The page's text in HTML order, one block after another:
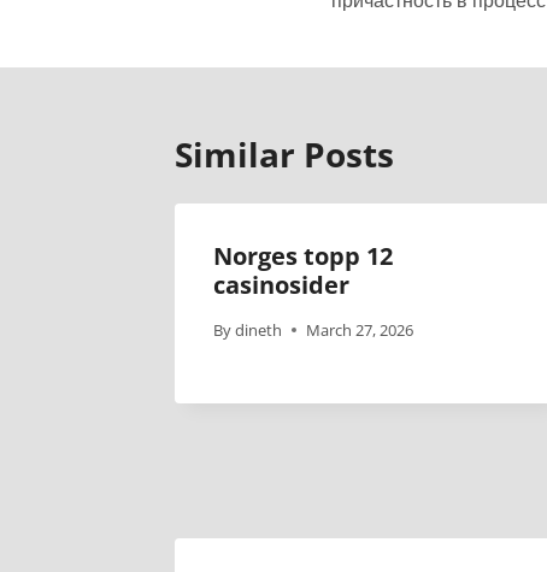
Similar Posts
Norges topp 12
casinosider
Bydineth March 27, 2026